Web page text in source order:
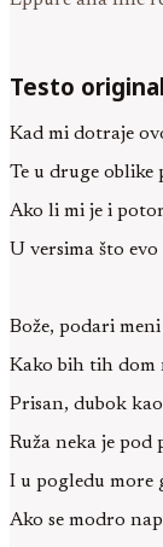
Testo
Kad mi dotraje
Te u druge oblike
Ako li mi je i
U versima što evo
Bože, podari
Kako bih tih dom
Prisan, dubok
Ruža neka je pod
I u pogledu more
Ako se modro